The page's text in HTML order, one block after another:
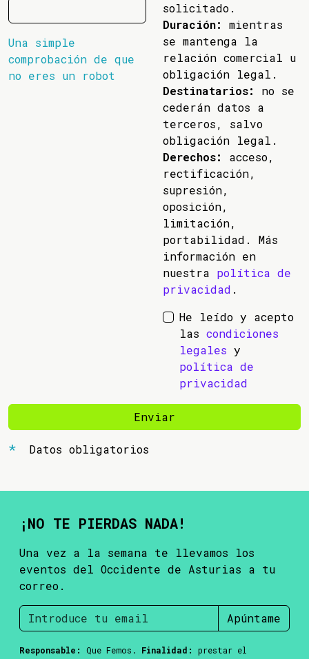
Una simple
comprobación de que
no eres un robot
solicitado.
Duración:
mientras
se mantenga la
relación comercial u
obligación legal.
Destinatarios:
no se
cederán datos a
terceros, salvo
obligación legal.
Derechos:
acceso,
rectificación,
supresión,
oposición,
limitación,
portabilidad. Más
información en
nuestra política de
privacidad .
He leído y acepto
las condiciones
legales y
política de
privacidad
Enviar
Datos obligatorios
¡NO TE PIERDAS NADA!
Una vez a la semana te llevamos los
eventos del Occidente de Asturias a tu
correo.
Apúntame
Responsable: Que Femos. Finalidad:
prestar el